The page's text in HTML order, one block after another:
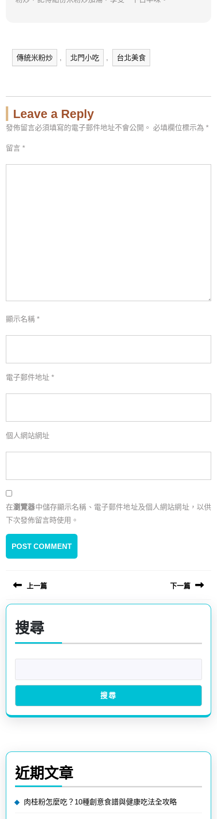
傳統米粉炒 , 北門小吃 , 台北美食
Leave a Reply
發佈留言必須填寫的電子郵件地址不會公開。 必填欄位標示為 *
留言 *
顯示名稱 *
電子郵件地址 *
個人網站網址
在瀏覽器中儲存顯示名稱、電子郵件地址及個人網站網址，以供
下次發佈留言時使用。
文
章
導
覽
上一篇
Previous
post:
下一篇
搜尋
搜尋
近期文章
肉桂粉怎麼吃？10種創意食譜與健康吃法全攻略